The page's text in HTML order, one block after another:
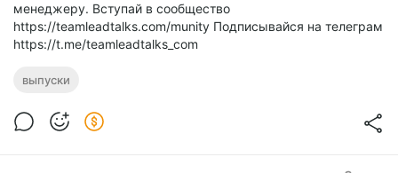
менеджеру. Вступай в сообщество
https://teamleadtalks.com/munity Подписывайся на телеграм
https://t.me/teamleadtalks_com
выпуски